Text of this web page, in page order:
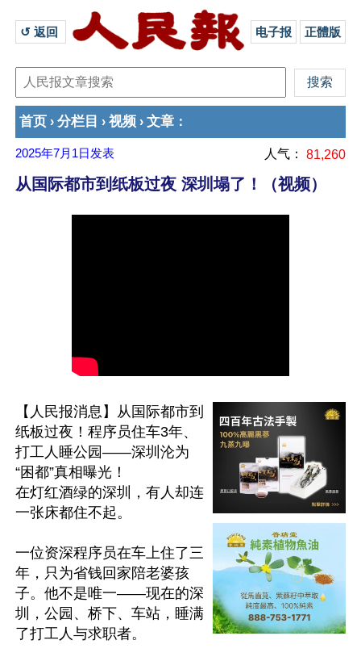
↺ 返回 电子报 正體版
首页 › 分栏目 › 视频 › 文章 ：
2025年7月1日 发表 人气： 81,260
从国际都市到纸板过夜 深圳塌了！（视频）
【人民报消息】从国际都市到
纸板过夜！程序员住车3年、
打工人睡公园——深圳沦为
“困都”真相曝光！
在灯红酒绿的深圳，有人却连
一张床都住不起。
一位资深程序员在车上住了三
年，只为省钱回家陪老婆孩
子。他不是唯一——现在的深
圳，公园、桥下、车站，睡满
了打工人与求职者。